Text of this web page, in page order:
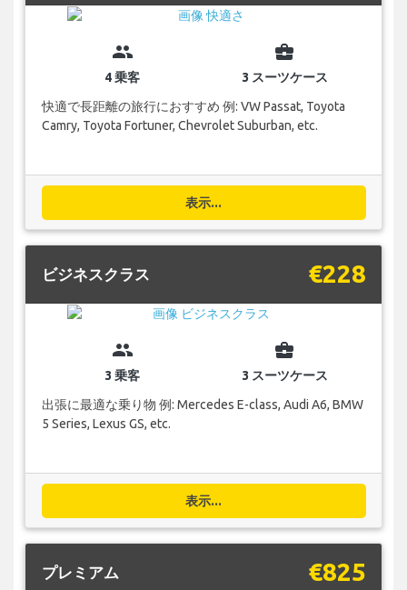
group
4 乗客
business_center
3 スーツケース
快適で長距離の旅行におすすめ 例: VW Passat, Toyota
Camry, Toyota Fortuner, Chevrolet Suburban, etc.
表示...
ビジネスクラス €228
group
3 乗客
business_center
3 スーツケース
出張に最適な乗り物 例: Mercedes E-class, Audi A6, BMW
5 Series, Lexus GS, etc.
表示...
プレミアム €825